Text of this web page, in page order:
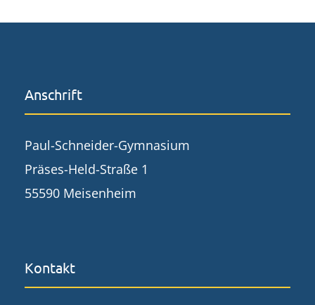
Anschrift
Paul-Schneider-Gymnasium
Präses-Held-Straße 1
55590 Meisenheim
Kontakt